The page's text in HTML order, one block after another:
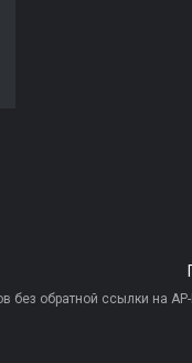
без обратной ссылки на